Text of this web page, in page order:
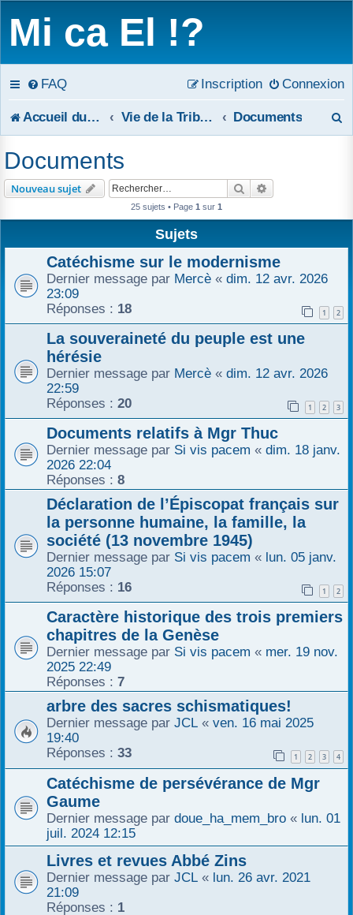
Mi ca El !?
FAQ Connexion
Inscription
Accueil du forum Vie de la Tribune Documents
Documents
Nouveau sujet Rechercher
25 sujets • Page 1 sur 1
Sujets
Catéchisme sur le modernisme
Dernier message par Mercè « dim. 12 avr. 2026
23:09
Réponses : 18 1 2
La souveraineté du peuple est une
hérésie
Dernier message par Mercè « dim. 12 avr. 2026
22:59
Réponses : 20 1 2 3
Documents relatifs à Mgr Thuc
Dernier message par Si vis pacem « dim. 18 janv.
2026 22:04
Réponses : 8
Déclaration de l’Épiscopat français sur
la personne humaine, la famille, la
société (13 novembre 1945)
Dernier message par Si vis pacem « lun. 05 janv.
2026 15:07
Réponses : 16 1 2
Caractère historique des trois premiers
chapitres de la Genèse
Dernier message par Si vis pacem « mer. 19 nov.
2025 22:49
Réponses : 7
arbre des sacres schismatiques!
Dernier message par JCL « ven. 16 mai 2025
19:40
Réponses : 33 1 2 3 4
Catéchisme de persévérance de Mgr
Gaume
Dernier message par doue_ha_mem_bro « lun. 01
juil. 2024 12:15
Livres et revues Abbé Zins
Dernier message par JCL « lun. 26 avr. 2021
21:09
Réponses : 1